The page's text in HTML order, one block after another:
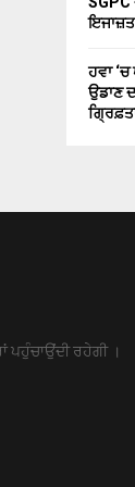
ਇਜਾਜ਼ਤ
ਹਵਾ
ਉਡਾਣ
ਪਹੁੰਚਾਉਂਦੀ ਰਹੇਗੀ ।